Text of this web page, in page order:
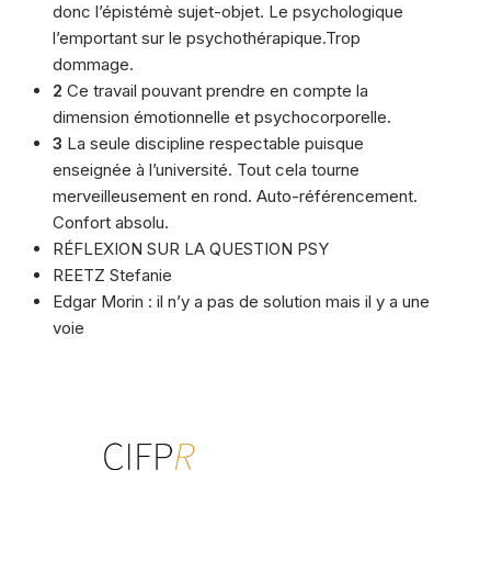
donc l’épistémè sujet-objet. Le psychologique
l’emportant sur le psychothérapique.Trop
dommage.
2 Ce travail pouvant prendre en compte la
dimension émotionnelle et psychocorporelle.
3 La seule discipline respectable puisque
enseignée à l’université. Tout cela tourne
merveilleusement en rond. Auto-référencement.
Confort absolu.
RÉFLEXION SUR LA QUESTION PSY
REETZ Stefanie
Edgar Morin : il n’y a pas de solution mais il y a une
voie